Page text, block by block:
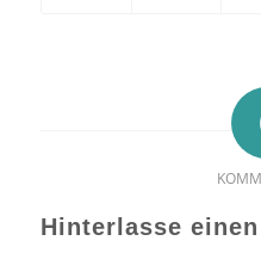
Hinterlasse